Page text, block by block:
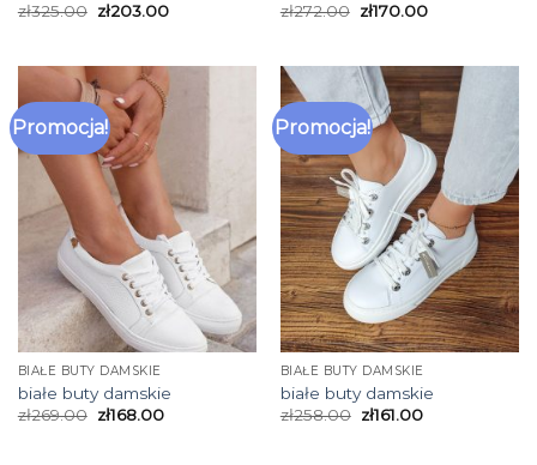
zł325.00 zł203.00
zł272.00 zł170.00
Promocja!
BIAŁE BUTY DAMSKIE
białe buty damskie
zł269.00 zł168.00
Promocja!
BIAŁE BUTY DAMSKIE
białe buty damskie
zł258.00 zł161.00